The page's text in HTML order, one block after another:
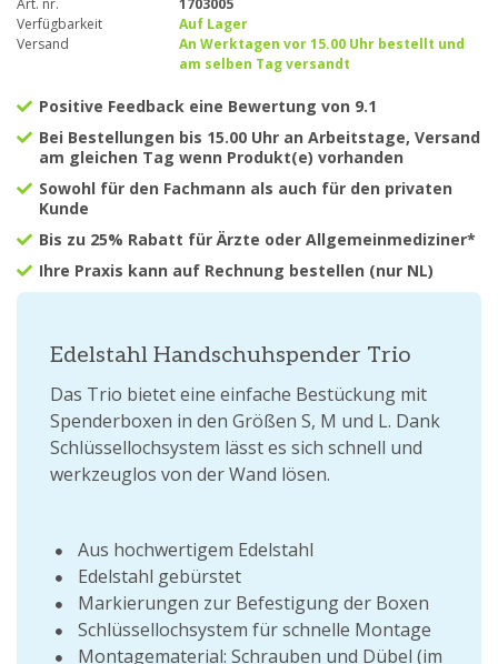
Art. nr.
1703005
Verfügbarkeit
Auf Lager
Versand
An Werktagen vor 15.00 Uhr bestellt und
am selben Tag versandt
Positive Feedback eine Bewertung von 9.1
Bei Bestellungen bis 15.00 Uhr an Arbeitstage, Versand
am gleichen Tag wenn Produkt(e) vorhanden
Sowohl für den Fachmann als auch für den privaten
Kunde
Bis zu 25% Rabatt für Ärzte oder Allgemeinmediziner*
Ihre Praxis kann auf Rechnung bestellen (nur NL)
Edelstahl Handschuhspender Trio
Das Trio bietet eine einfache Bestückung mit
Spenderboxen in den Größen S, M und L. Dank
Schlüssellochsystem lässt es sich schnell und
werkzeuglos von der Wand lösen.
Aus hochwertigem Edelstahl
Edelstahl gebürstet
Markierungen zur Befestigung der Boxen
Schlüssellochsystem für schnelle Montage
Montagematerial: Schrauben und Dübel (im